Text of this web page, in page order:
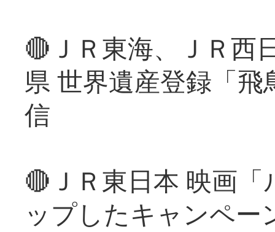
🔴ＪＲ東海、ＪＲ西
県 世界遺産登録「
信
🔴ＪＲ東日本 映画
ップしたキャンペー